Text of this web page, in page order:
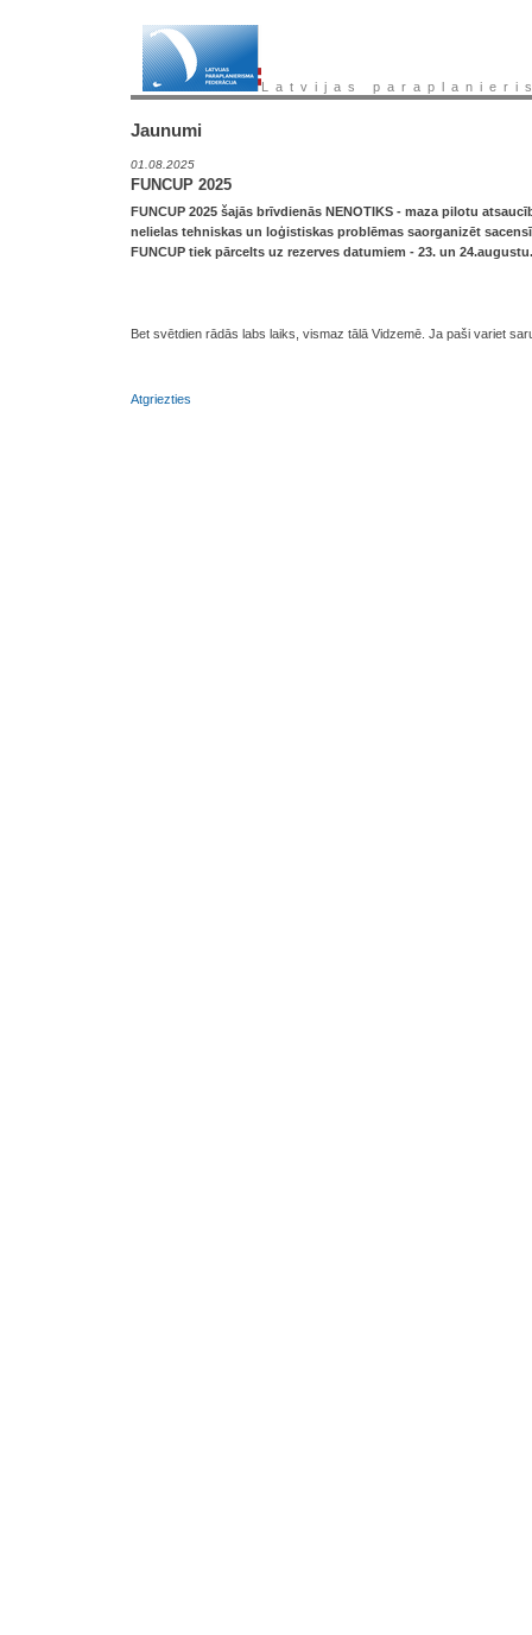
Latvijas
Jaunumi
01.08.2025
FUNCUP 2025
FUNCUP 2025 šajās brīvdienās NENOTIKS - maza pilotu
nelielas tehniskas un loģistiskas problēmas saorganizēt
FUNCUP tiek pārcelts uz rezerves datumiem - 23. un 24.augustu.
Bet svētdien rādās labs laiks, vismaz tālā Vidzemē. Ja paši variet
Atgriezties